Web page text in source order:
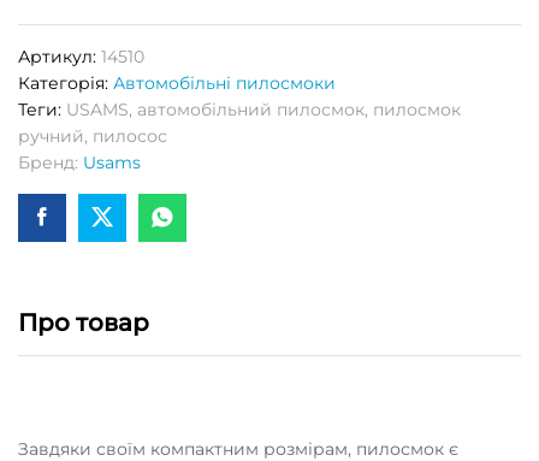
Артикул: 14510
Категорія: Автомобільні пилосмоки
Теги: USAMS, автомобільний пилосмок, пилосмок
ручний, пилосос
Бренд: Usams
Про товар
Завдяки своїм компактним розмірам, пилосмок є